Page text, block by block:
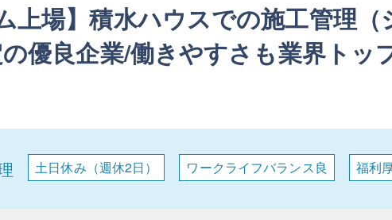
上場】積水ハウスでの施工管理
優良企業/働きやすさも業界ト
土日休み（週休2日） ワークライフバランス良 福利